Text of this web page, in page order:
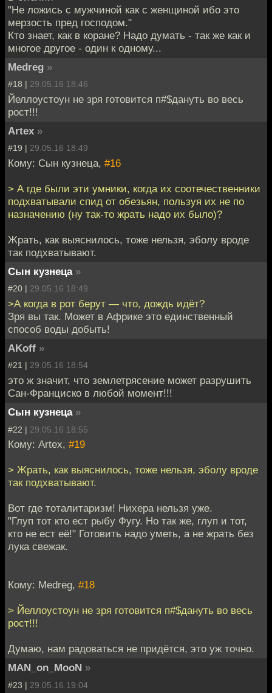
"Не ложись с мужчиной как с женщиной ибо это
мерзость пред господом."
Кто знает, как в коране? Надо думать - так же как и
многое другое - один к одному...
Medreg »
#18 | 29.05.16 18:46
Йеллоустоун не зря готовится п#$дануть во весь
рост!!!
Artex »
#19 | 29.05.16 18:49
Кому: Сын кузнеца, #16
> А где были эти умники, когда их соотечественники
подхватывали спид от обезьян, пользуя их не по
назначению (ну так-то жрать надо их было)?
Жрать, как выяснилось, тоже нельзя, эболу вроде
так подхватывают.
Сын кузнеца »
#20 | 29.05.16 18:49
>А когда в рот берут — что, дождь идёт?
Зря вы так. Может в Африке это единственный
способ воды добыть!
AKoff »
#21 | 29.05.16 18:54
это ж значит, что землетрясение может разрушить
Сан-Франциско в любой момент!!!
Сын кузнеца »
#22 | 29.05.16 18:55
Кому: Artex, #19
> Жрать, как выяснилось, тоже нельзя, эболу вроде
так подхватывают.
Вот где тоталитаризм! Нихера нельзя уже.
"Глуп тот кто ест рыбу Фугу. Но так же, глуп и тот,
кто не ест её!" Готовить надо уметь, а не жрать без
лука свежак.
Кому: Medreg, #18
> Йеллоустоун не зря готовится п#$дануть во весь
рост!!!
Думаю, нам радоваться не придётся, это уж точно.
MAN_on_MooN »
#23 | 29.05.16 19:04